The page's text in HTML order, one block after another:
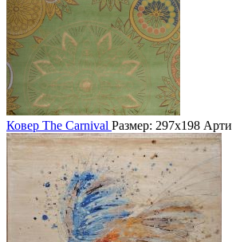
Ковер The Carnival Размер: 297х198